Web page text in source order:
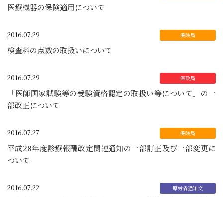
医療機器の保険適用について
2016.07.29
検査料の点数の取扱いについて
2016.07.29
「医師国家試験等の受験資格認定の取扱い等について」の一
部改正について
2016.07.27
平成28年度診療報酬改定関連通知の一部訂正及び一部変更に
ついて
2016.07.22